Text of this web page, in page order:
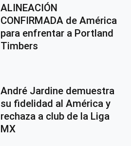
ALINEACIÓN
CONFIRMADA de América
para enfrentar a Portland
Timbers
André Jardine demuestra
su fidelidad al América y
rechaza a club de la Liga
MX